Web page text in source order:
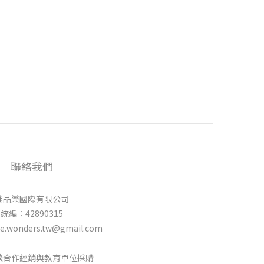
聯絡我們
品樂國際有限公司
統編：42890315
合作經銷與教育單位採購